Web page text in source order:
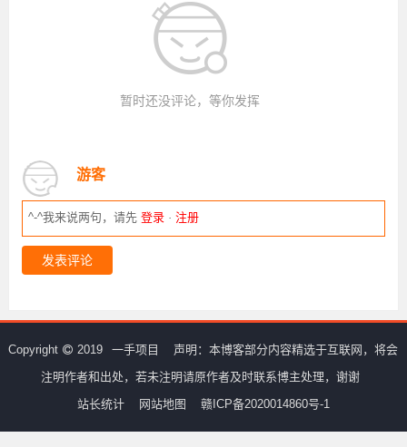
暂时还没评论，等你发挥
游客
^-^我来说两句，请先登录 · 注册
发表评论
Copyright 2019 一手项目
声明：本博客部分内容精选于互联网，将会
注明作者和出处，若未注明请原作者及时联系博主处理，谢谢
站长统计
网站地图 赣ICP备2020014860号-1